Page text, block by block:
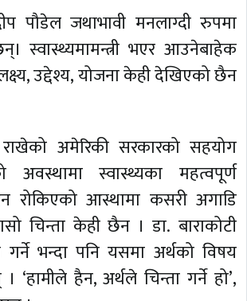
पौडेलजथाभावी मनलाग्दी रुपमा
स्वास्थ्यमामन्त्री भएर आउनेबाहेक
उद्देश्य,योजना केही देखिएको छैन
अमेरिकी सरकारको सहयोग
अवस्थामा स्वास्थ्यका महत्वपूर्ण
रोकिएको आस्थामा कसरी अगाडि
चिन्ता केही छैन । डा. बाराकोटी
गर्ने भन्दा पनि यसमा अर्थको विषय
हैन, अर्थले चिन्ता गर्ने हो’,